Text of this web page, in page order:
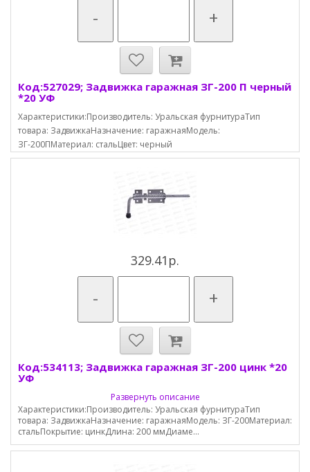
- +
Код:527029; Задвижка гаражная ЗГ-200 П черный
*20 УФ
Характеристики:Производитель: Уральская фурнитураТип
товара: ЗадвижкаНазначение: гаражнаяМодель:
ЗГ-200ПМатериал: стальЦвет: черный
329.41р.
- +
Код:534113; Задвижка гаражная ЗГ-200 цинк *20
УФ
Развернуть описание
Характеристики:Производитель: Уральская фурнитураТип
товара: ЗадвижкаНазначение: гаражнаяМодель: ЗГ-200Материал:
стальПокрытие: цинкДлина: 200 ммДиаме...